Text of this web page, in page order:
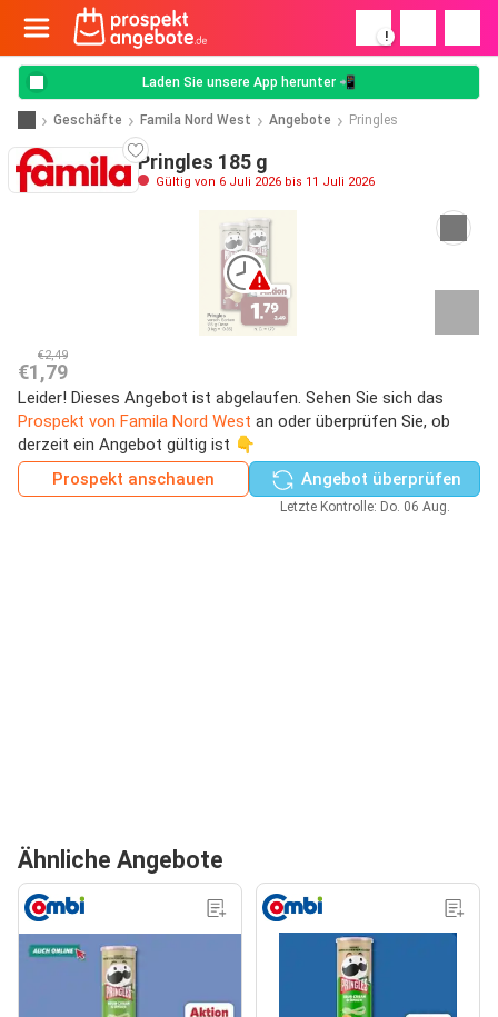
!
Laden Sie unsere App herunter 📲
Geschäfte Famila Nord West Angebote Pringles
Pringles 185 g
Gültig von 6 Juli 2026 bis 11 Juli 2026
€2,49
€1,79
Leider! Dieses Angebot ist abgelaufen. Sehen Sie sich das
Prospekt von Famila Nord West an oder überprüfen Sie, ob
derzeit ein Angebot gültig ist 👇
Prospekt anschauen
Angebot überprüfen
Letzte Kontrolle: Do. 06 Aug.
Ähnliche Angebote